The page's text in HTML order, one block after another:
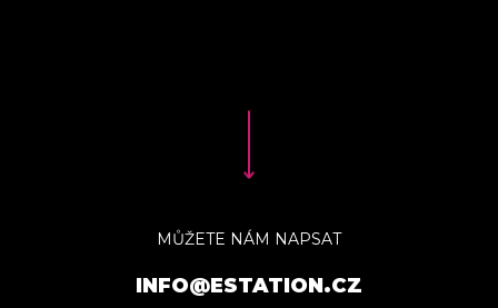
MŮŽETE NÁM NAPSAT
INFO@ESTATION.CZ